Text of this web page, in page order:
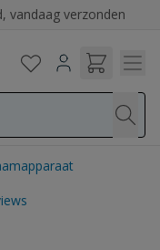
vandaag verzonden